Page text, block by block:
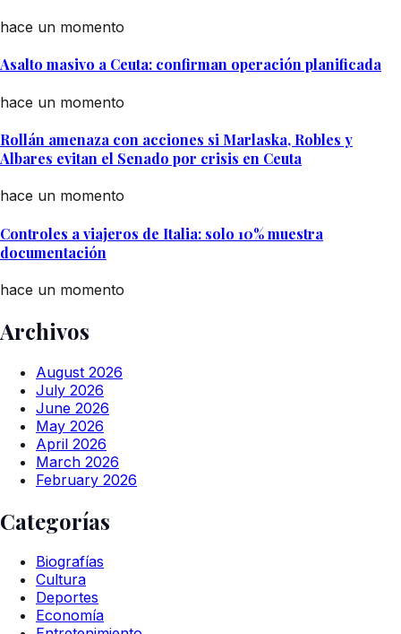
hace un momento
Asalto masivo a Ceuta: confirman operación planificada
hace un momento
Rollán amenaza con acciones si Marlaska, Robles y
Albares evitan el Senado por crisis en Ceuta
hace un momento
Controles a viajeros de Italia: solo 10% muestra
documentación
hace un momento
Archivos
August 2026
July 2026
June 2026
May 2026
April 2026
March 2026
February 2026
Categorías
Biografías
Cultura
Deportes
Economía